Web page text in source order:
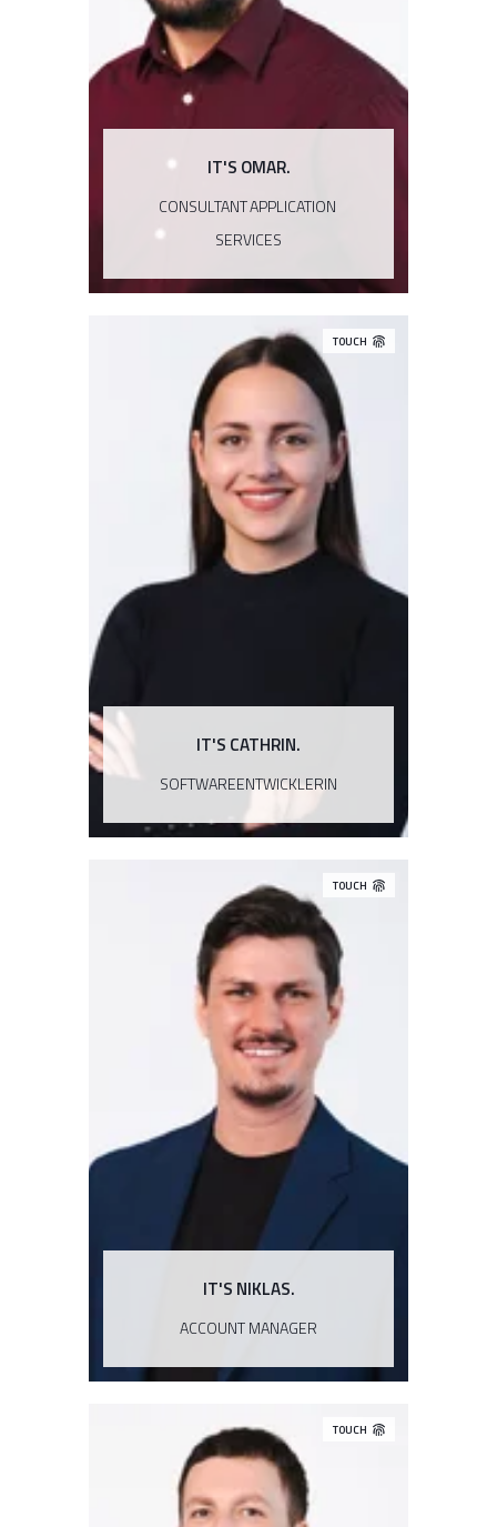
IT'S OMAR.
CONSULTANT APPLICATION
SERVICES
TOUCH
„Eine Anwendung über Jahre mit
meinem Team gemeinsam entwickeln
und sie dann erfolgreich live zu sehen,
IT'S CATHRIN.
SOFTWAREENTWICKLERIN
TOUCH
IT'S NIKLAS.
ACCOUNT MANAGER
TOUCH